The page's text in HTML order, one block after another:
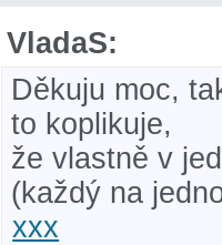
VladaS:
Děkuju moc,
to koplikuje,
že vlastně v
(každý na
xxx